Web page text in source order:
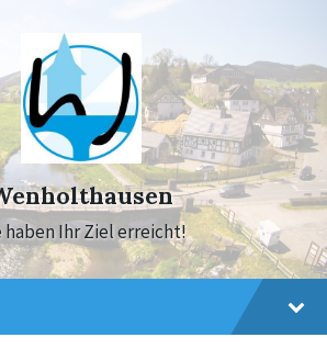
haben Ihr Ziel erreicht!